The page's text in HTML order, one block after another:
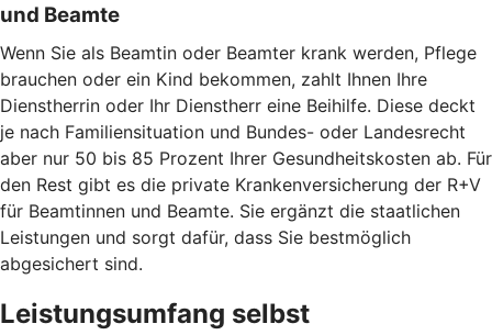
und Beamte
Wenn Sie als Beamtin oder Beamter krank werden, Pflege
brauchen oder ein Kind bekommen, zahlt Ihnen Ihre
Dienstherrin oder Ihr Dienstherr eine Beihilfe. Diese deckt
je nach Familiensituation und Bundes- oder Landesrecht
aber nur 50 bis 85 Prozent Ihrer Gesundheitskosten ab. Für
den Rest gibt es die private Krankenversicherung der R+V
für Beamtinnen und Beamte. Sie ergänzt die staatlichen
Leistungen und sorgt dafür, dass Sie bestmöglich
abgesichert sind.
Leistungsumfang selbst